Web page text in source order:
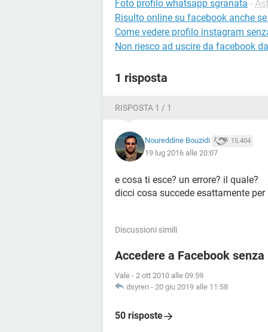
Foto profilo whatsapp sgranata -
Risulto online su facebook anche
Come vedere profilo instagram
Non riesco ad uscire da facebook
1 risposta
RISPOSTA 1 / 1
Noureddine Bouzidi 15.404
19 lug 2016 alle 20:07
e cosa ti esce? un errore? il quale?
dicci cosa succede esattamente
Discussioni simili
Accedere a Facebook
Vale - 2 ott 2010 alle 09:59
dsyren - 20 giu 2019 alle 11:58
50 risposte